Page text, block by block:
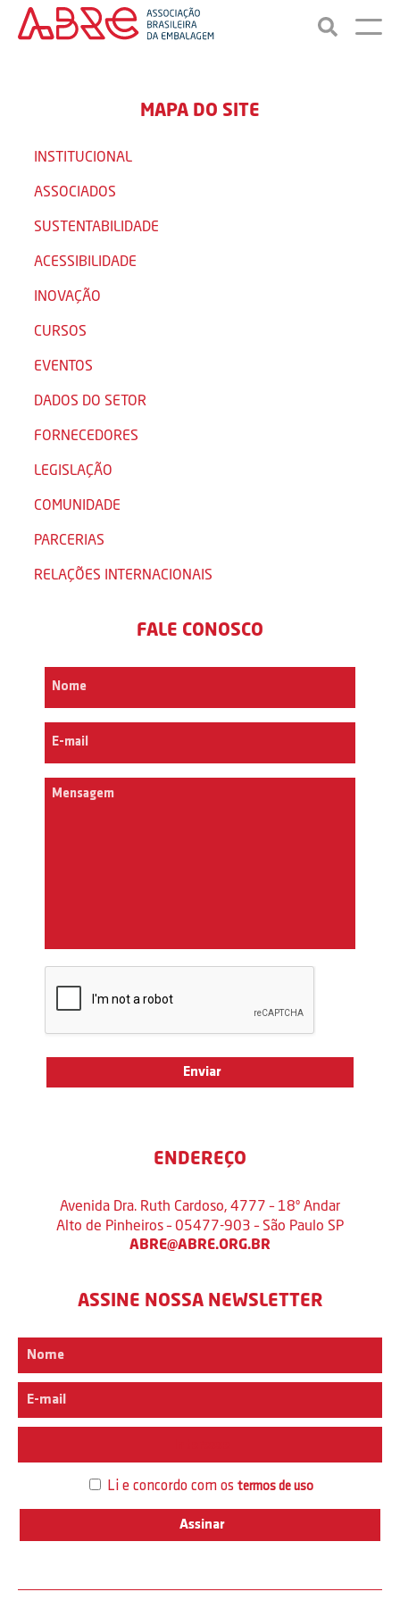
MAPA DO SITE
INSTITUCIONAL
ASSOCIADOS
SUSTENTABILIDADE
ACESSIBILIDADE
INOVAÇÃO
CURSOS
EVENTOS
DADOS DO SETOR
FORNECEDORES
LEGISLAÇÃO
COMUNIDADE
PARCERIAS
RELAÇÕES INTERNACIONAIS
FALE CONOSCO
ENDEREÇO
Avenida Dra. Ruth Cardoso, 4777 – 18º Andar
Alto de Pinheiros – 05477-903 – São Paulo SP
ABRE@ABRE.ORG.BR
ASSINE NOSSA NEWSLETTER
Li e concordo com os termos de uso